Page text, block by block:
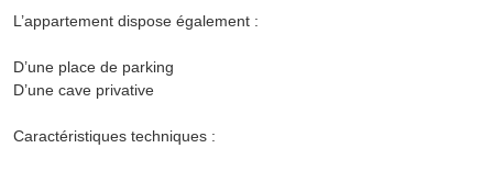
L’appartement dispose également :
D’une place de parking
D’une cave privative
Caractéristiques techniques :